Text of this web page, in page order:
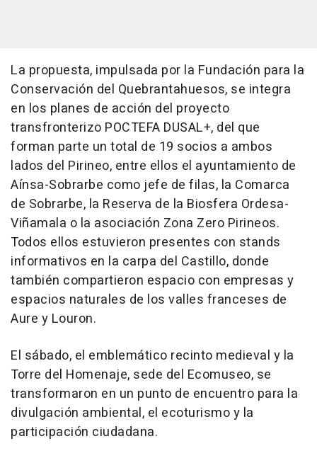
La propuesta, impulsada por la Fundación para la
Conservación del Quebrantahuesos, se integra
en los planes de acción del proyecto
transfronterizo POCTEFA DUSAL+, del que
forman parte un total de 19 socios a ambos
lados del Pirineo, entre ellos el ayuntamiento de
Aínsa-Sobrarbe como jefe de filas, la Comarca
de Sobrarbe, la Reserva de la Biosfera Ordesa-
Viñamala o la asociación Zona Zero Pirineos.
Todos ellos estuvieron presentes con stands
informativos en la carpa del Castillo, donde
también compartieron espacio con empresas y
espacios naturales de los valles franceses de
Aure y Louron.
El sábado, el emblemático recinto medieval y la
Torre del Homenaje, sede del Ecomuseo, se
transformaron en un punto de encuentro para la
divulgación ambiental, el ecoturismo y la
participación ciudadana.